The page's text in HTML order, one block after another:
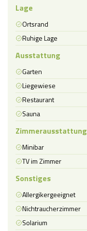
Lage
Ortsrand
Ruhige Lage
Ausstattung
Garten
Liegewiese
Restaurant
Sauna
Zimmerausstattung
Minibar
TV im Zimmer
Sonstiges
Allergikergeeignet
Nichtraucherzimmer
Solarium